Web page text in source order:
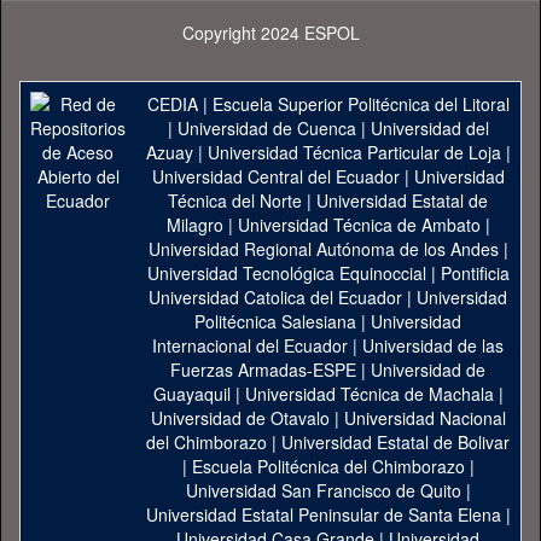
Copyright 2024 ESPOL
CEDIA| Escuela Superior Politécnica del Litoral
| Universidad de Cuenca| Universidad del
Azuay| Universidad Técnica Particular de Loja|
Universidad Central del Ecuador| Universidad
Técnica del Norte | Universidad Estatal de
Milagro | Universidad Técnica de Ambato |
Universidad Regional Autónoma de los Andes|
Universidad Tecnológica Equinoccial| Pontificia
Universidad Catolica del Ecuador | Universidad
Politécnica Salesiana | Universidad
Internacional del Ecuador | Universidad de las
Fuerzas Armadas-ESPE | Universidad de
Guayaquil| Universidad Técnica de Machala|
Universidad de Otavalo | Universidad Nacional
del Chimborazo | Universidad Estatal de Bolivar
| Escuela Politécnica del Chimborazo |
Universidad San Francisco de Quito |
Universidad Estatal Peninsular de Santa Elena|